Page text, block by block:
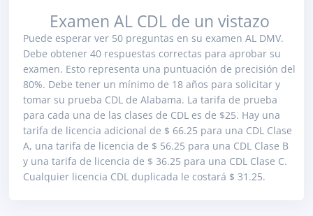
Examen AL CDL de un vistazo
Puede esperar ver 50 preguntas en su examen AL DMV.
Debe obtener 40 respuestas correctas para aprobar su
examen. Esto representa una puntuación de precisión del
80%. Debe tener un mínimo de 18 años para solicitar y
tomar su prueba CDL de Alabama. La tarifa de prueba
para cada una de las clases de CDL es de $25. Hay una
tarifa de licencia adicional de $ 66.25 para una CDL Clase
A, una tarifa de licencia de $ 56.25 para una CDL Clase B
y una tarifa de licencia de $ 36.25 para una CDL Clase C.
Cualquier licencia CDL duplicada le costará $ 31.25.